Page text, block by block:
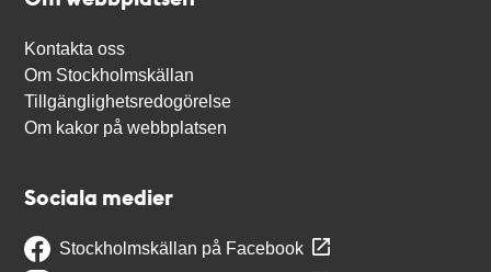
Kontakta oss
Om Stockholmskällan
Tillgänglighetsredogörelse
Om kakor på webbplatsen
Sociala medier
Stockholmskällan på Facebook